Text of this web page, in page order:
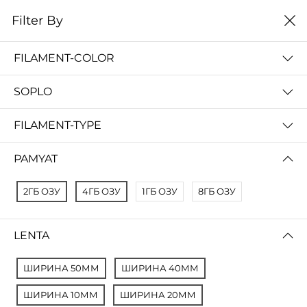
0
No Results
Not Found Filters1
Not Found Filters2
Filter By
FILAMENT-COLOR
SOPLO
FILAMENT-TYPE
PAMYAT
2ГБ ОЗУ 4ГБ ОЗУ 1ГБ ОЗУ 8ГБ ОЗУ
LENTA
ШИРИНА 50ММ ШИРИНА 40ММ
ШИРИНА 10ММ ШИРИНА 20ММ